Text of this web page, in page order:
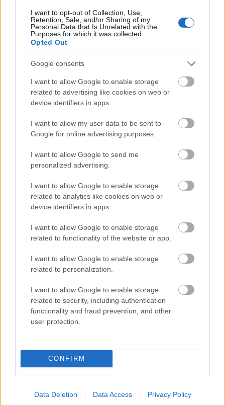
I want to opt-out of Collection, Use,
Retention, Sale, and/or Sharing of my
Personal Data that Is Unrelated with the
Purposes for which it was collected.
Opted Out
Google consents
I want to allow Google to enable storage
related to advertising like cookies on web or
device identifiers in apps.
I want to allow my user data to be sent to
Google for online advertising purposes.
I want to allow Google to send me
personalized advertising.
I want to allow Google to enable storage
related to analytics like cookies on web or
device identifiers in apps.
I want to allow Google to enable storage
related to functionality of the website or app.
I want to allow Google to enable storage
related to personalization.
I want to allow Google to enable storage
related to security, including authentication
functionality and fraud prevention, and other
user protection.
CONFIRM
Data Deletion Data Access Privacy Policy
jatkaa.
Nollasta aloittanut Bragiel harjoitteli alkuun
pelkästään peruskestävyyttä teholenkkien
Pari viimeistä kuukautta myös
tehoharjoitukset ovat kuuluneet Bragielin
ohjelmaan. Bragiel on keskittynyt täysin
perinteiseen tyyliin, sillä hän haluaa juuri
päästä perinteisen 15 kilometrin
hiihtää omien sanojensa mukaan vain
välipalana ja vaihtelun vuoksi.
– Siinä suhteessa on mennyt tosin hyvin, että en
ole ollut yhtään loukkaantuneena eikä ole ollut
vammojen kanssa ongelmia näiden kuuden
kuukauden aikana. Mutta tarkkana täytyy olla,
ettei rasita itseään liikaa ja myös tällä iällä
palautuminenkin kestää kauemmin, Bragiel
tietää.
Haapamäki kehuu Bragielin asennetta
Paul Bragielin valmennuksesta vastaava Heikki
Haapamäki kehuu Bragielin työmoraalia ja
kehitystä.
– Paul on tehnyt hyvää työtä ja kehitys on ollut